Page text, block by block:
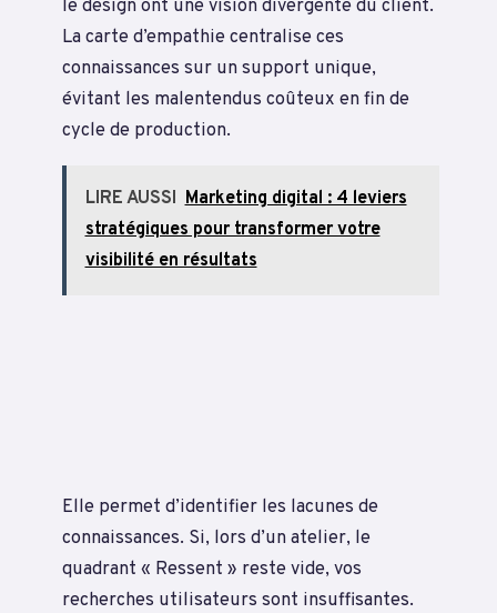
le design ont une vision divergente du client.
La carte d’empathie centralise ces
connaissances sur un support unique,
évitant les malentendus coûteux en fin de
cycle de production.
LIRE AUSSI Marketing digital : 4 leviers
stratégiques pour transformer votre
visibilité en résultats
Elle permet d’identifier les lacunes de
connaissances. Si, lors d’un atelier, le
quadrant « Ressent » reste vide, vos
recherches utilisateurs sont insuffisantes.